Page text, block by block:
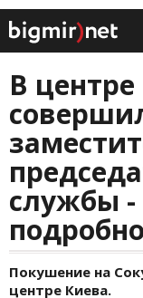
В
службы -
Покушение на
центре Киева.